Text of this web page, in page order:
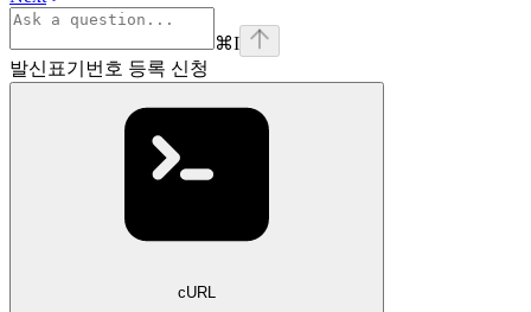
⌘I
발신표기번호 등록 신청
cURL